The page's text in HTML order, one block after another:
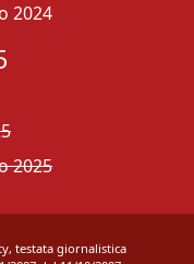
2024
2025
testata giornalistica